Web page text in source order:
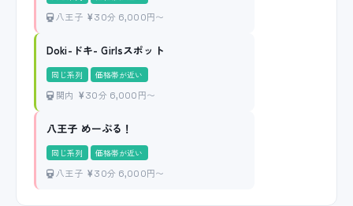
八王子 30分 6,000円〜
Doki-ドキ- Girlsスポット
同じ系列 価格帯が近い
関内 30分 6,000円〜
八王子 めーぷる！
同じ系列 価格帯が近い
八王子 30分 6,000円〜